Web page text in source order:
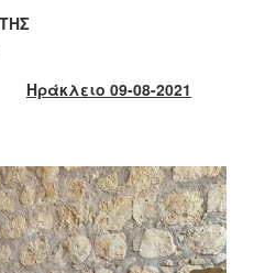
Ηράκλειο 09-08-2021